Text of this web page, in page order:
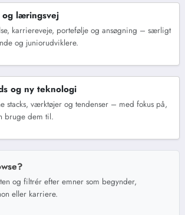
og læringsvej
karriereveje, portefølje og ansøgning – særligt
og juniorudviklere.
og ny teknologi
stacks, værktøjer og tendenser – med fokus på,
bruge dem til.
og filtrér efter emner som begynder,
eller karriere.